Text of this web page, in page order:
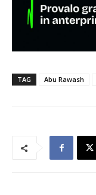
TAG Abu Rawash